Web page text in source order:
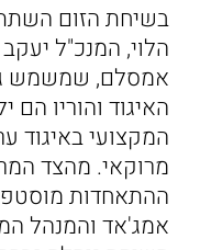
בשיחת הזום
הלוי, המנכ"ל
אמסלם, שמשמש
האיגוד והוריו הם
המקצועי באיגוד
מרוקאי. מהצד
ההתאחדות
אמג'אד והמנהל